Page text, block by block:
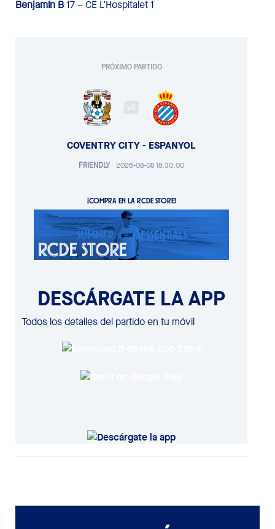
Benjamín B17 – CE L’Hospitalet 1
PRÓXIMO PARTIDO
VS
COVENTRY CITY - ESPANYOL
FRIENDLY· 2026-08-08 18:30:00
¡COMPRA EN LA RCDE STORE!
DESCÁRGATE LA APP
Todos los detalles del partido en tu móvil